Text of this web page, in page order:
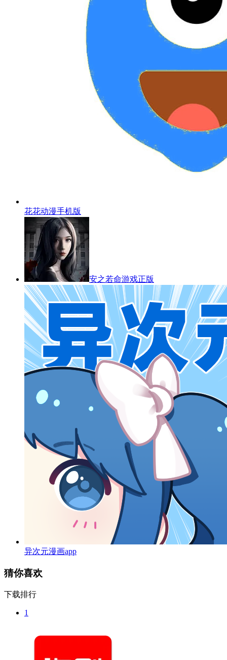
花花动漫手机版
安之若命游戏正版
异次元漫画app
猜你喜欢
下载排行
1